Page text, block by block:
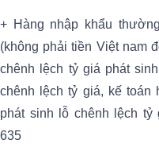
+ Hàng nhập khẩu
(không phải tiền Việt nam
chênh lệch tỷ giá phát
chênh lệch tỷ giá, kế toán
phát sinh lỗ chênh lệch tỷ
635